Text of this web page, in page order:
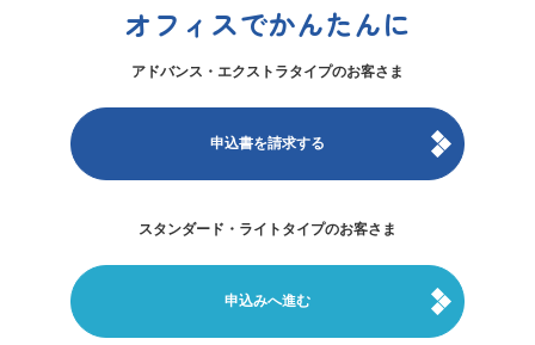
オフィスでかんたんに
アドバンス・エクストラタイプのお客さま
申込書を請求する
スタンダード・ライトタイプのお客さま
申込みへ進む